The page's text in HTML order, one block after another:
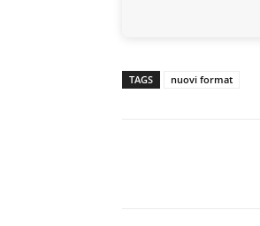
TAGS nuovi format